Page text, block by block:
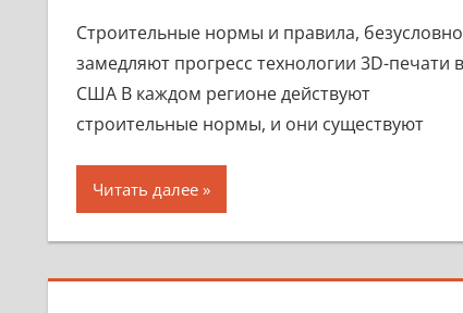
Строительные нормы и правила,
замедляют прогресс технологии 3D-печати в
США В каждом регионе действуют
строительные нормы, и они существуют
Читать далее